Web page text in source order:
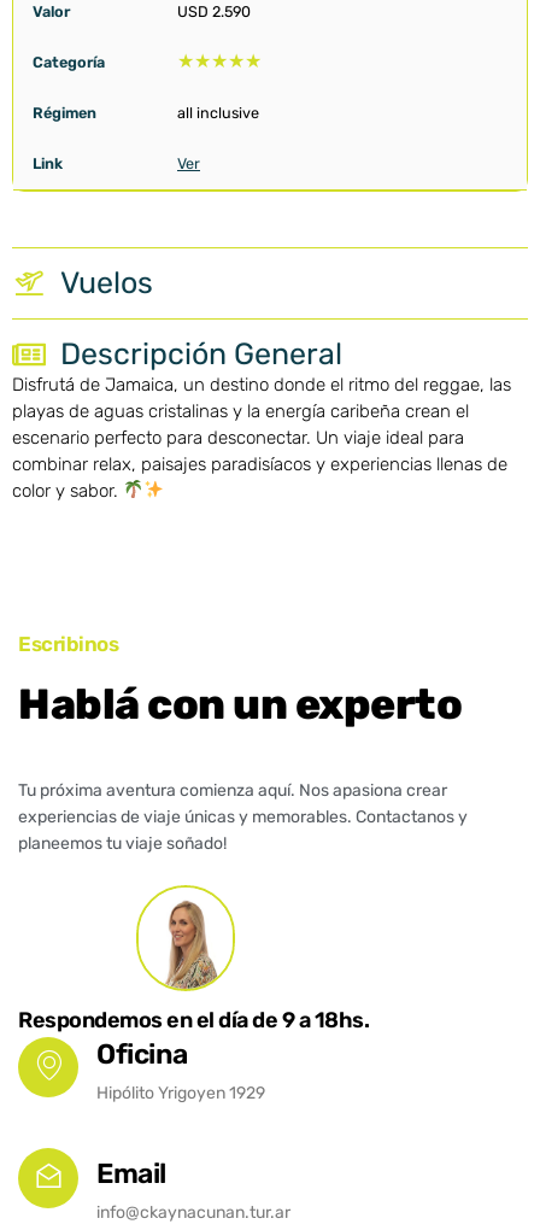
USD 2.590
★★★★★
all inclusive
Ver
Vuelos
Descripción General
Disfrutá de Jamaica, un destino donde el ritmo del reggae, las
playas de aguas cristalinas y la energía caribeña crean el
escenario perfecto para desconectar. Un viaje ideal para
combinar relax, paisajes paradisíacos y experiencias llenas de
color y sabor.
Escribinos
Hablá con un experto
Tu próxima aventura comienza aquí. Nos apasiona crear
experiencias de viaje únicas y memorables. Contactanos y
planeemos tu viaje soñado!
Respondemos en el día de 9 a 18hs.
Oficina
Hipólito Yrigoyen 1929
Email
info@ckaynacunan.tur.ar